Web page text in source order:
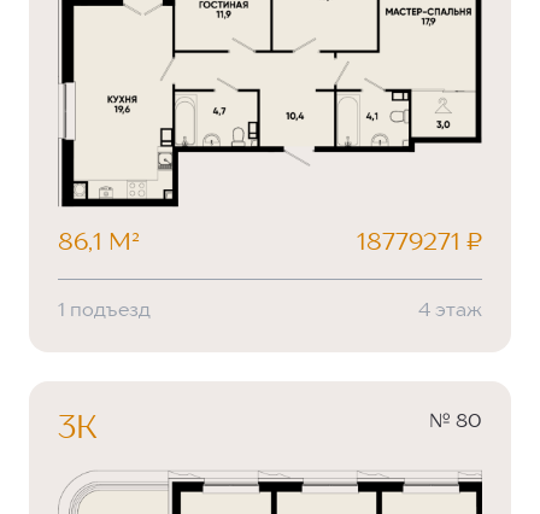
86,1 М² 18779271 ₽
1 подъезд 4 этаж
3К № 80